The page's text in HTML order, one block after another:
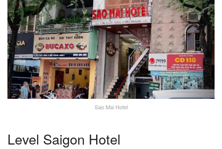
Sao Mai Hotel
Level Saigon Hotel